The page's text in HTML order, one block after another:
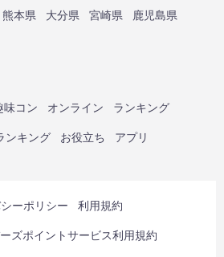
熊本県 大分県 宮崎県
鹿児島県
味コン オンライン ランキング
ンキング お役立ち アプリ
ーポリシー 利用規約
ズポイントサービス利用規約